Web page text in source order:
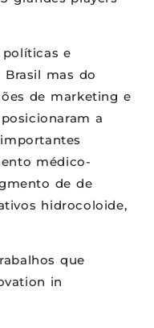
e
mas do
de marketing e
a
médico-
de de
hidrocoloide,
que
in